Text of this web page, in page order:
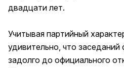
двадцати лет.
Учитывая партийный
удивительно, что заседаний
задолго до официального